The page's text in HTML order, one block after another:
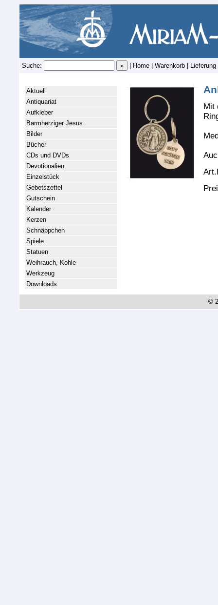
Suche: Home Warenkorb Lieferung
Aktuell
Antiquariat
Aufkleber
Barmherziger Jesus
Bilder
Bücher
CDs und DVDs
Devotionalien
Einzelstück
Gebetszettel
Gutschein
Kalender
Kerzen
Schnäppchen
Spiele
Statuen
Weihrauch, Kohle
Werkzeug
Downloads
Mit
©